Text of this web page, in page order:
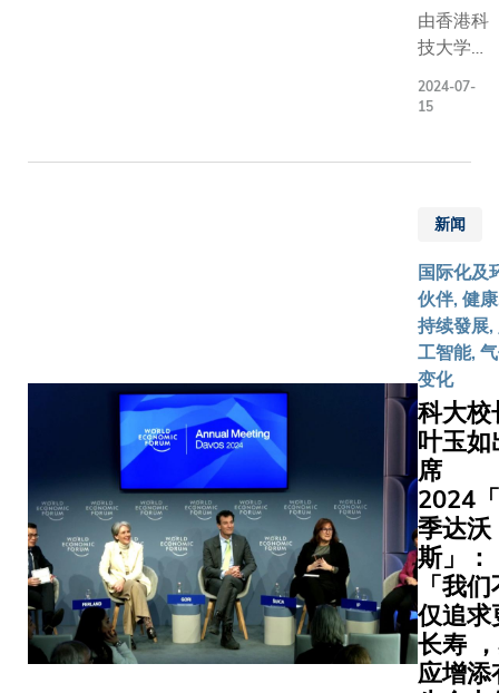
候变化适
早期预警
（2025—
民预警倡
在减低台
风、洪水
热浪等极
天气事件
全球社群
来的威胁
特别是一
较容易受
响的地区
合作范畴
括：推动
期预警技
创新开发
解析度的
气预测技
术，并将
由香港科
技大学
领导的三
资局）
2024/25
年度「卓
越学科领
域计划」
和「主题
研究计
划」合共
拨款港币
2.125亿
元资助，
金额冠绝
本地院
校，亦是
科大历来
最好的成
绩。 获
批拨款的
2024-07-
15
新闻
国际化及
伙伴, 健
持续發展,
工智能,
变化
科大校
叶玉如
席
2024
季达沃
斯」：
「我
仅追求
长寿
应增添